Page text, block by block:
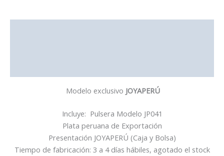
Modelo exclusivo JOYAPERÚ
Incluye: Pulsera Modelo JP041
Plata peruana de Exportación
Presentación JOYAPERÚ (Caja y Bolsa)
Tiempo de fabricación: 3 a 4 días hábiles, agotado el stock